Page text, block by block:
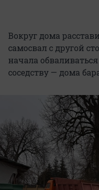
Вокруг дома
самосвал с другой
начала
соседству — дома